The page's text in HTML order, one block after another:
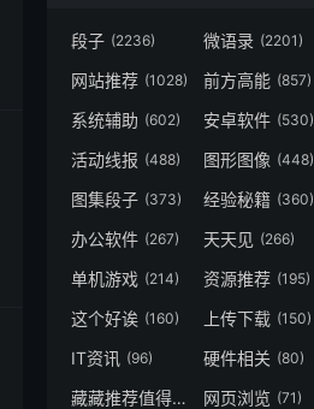
段子 (2236) 微语录 (2201)
网站推荐 (1028) 前方高能 (857)
系统辅助 (602) 安卓软件 (530)
活动线报 (488) 图形图像 (448)
图集段子 (373) 经验秘籍 (360)
办公软件 (267) 天天见 (266)
单机游戏 (214) 资源推荐 (195)
这个好诶 (160) 上传下载 (150)
IT资讯 (96) 硬件相关 (80)
藏藏推荐值得一看 (73)
网页浏览 (71)